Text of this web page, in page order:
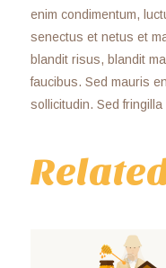
enim condimentum,
senectus et netus et
blandit risus, blandit
faucibus. Sed mauris
sollicitudin. Sed